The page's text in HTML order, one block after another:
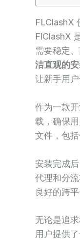
FLClashX
FlClashX
需要稳定
洁直观的
让新手用户
作为一款
载，确保
文件，包
安装完成
代理和分
良好的跨
无论是追
用户提供